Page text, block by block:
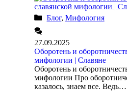
Блог, Мифология
27.09.2025
Оборотень и
мифологии | Славяне
Оборотень и
мифологии Про
казалось, знаем все. Ведь…